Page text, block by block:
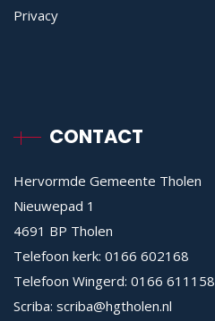
Privacy
CONTACT
Hervormde Gemeente Tholen
Nieuwepad 1
4691 BP Tholen
Telefoon kerk: 0166 602168
Telefoon Wingerd: 0166 611158
Scriba: scriba@hgtholen.nl